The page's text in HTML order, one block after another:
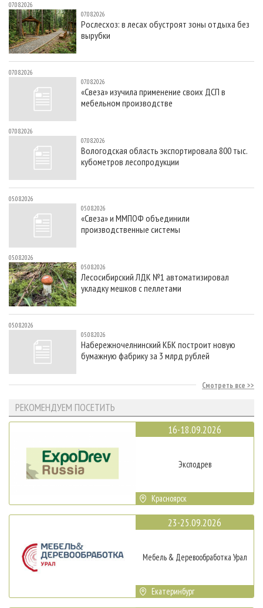
07.08.2026
07.08.2026
Рослесхоз: в лесах обустроят зоны отдыха без
вырубки
07.08.2026
07.08.2026
«Свеза» изучила применение своих ДСП в
мебельном производстве
07.08.2026
07.08.2026
Вологодская область экспортировала 800 тыс.
кубометров лесопродукции
05.08.2026
05.08.2026
«Свеза» и ММПОФ объединили
производственные системы
05.08.2026
05.08.2026
Лесосибирский ЛДК №1 автоматизировал
укладку мешков с пеллетами
05.08.2026
05.08.2026
Набережночелнинский КБК построит новую
бумажную фабрику за 3 млрд рублей
Смотреть все
РЕКОМЕНДУЕМ ПОСЕТИТЬ
16-18.09.2026
Эксподрев
Красноярск
23-25.09.2026
Мебель & Деревообработка Урал
Екатеринбург